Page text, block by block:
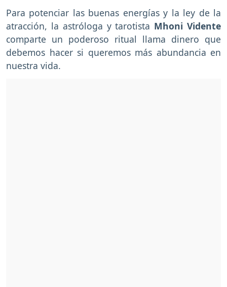
Para potenciar las buenas energías y la ley de la
atracción, la astróloga y tarotista Mhoni Vidente
comparte un poderoso ritual llama dinero que
debemos hacer si queremos más abundancia en
nuestra vida.